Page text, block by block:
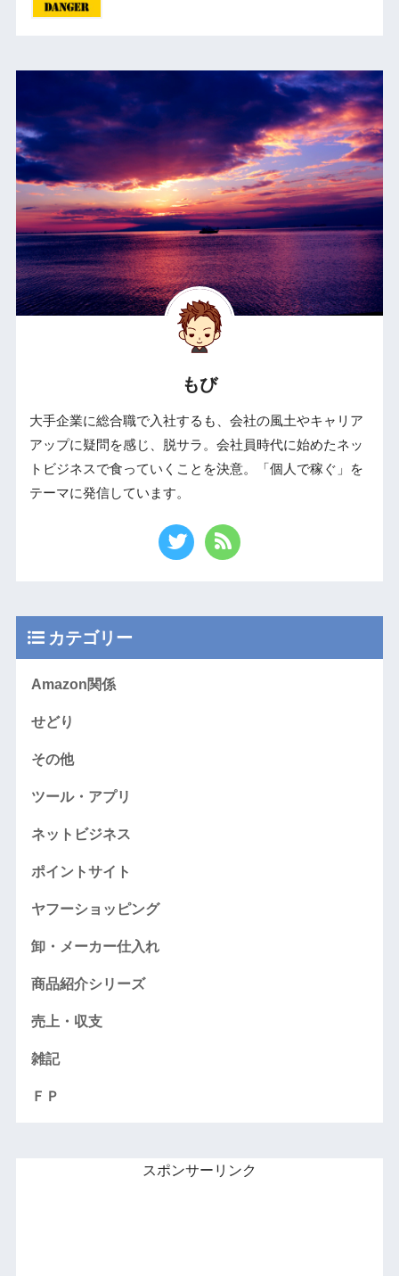
もび
大手企業に総合職で入社するも、会社の風土やキャリア
アップに疑問を感じ、脱サラ。会社員時代に始めたネッ
トビジネスで食っていくことを決意。「個人で稼ぐ」を
テーマに発信しています。
カテゴリー
Amazon関係
せどり
その他
ツール・アプリ
ネットビジネス
ポイントサイト
ヤフーショッピング
卸・メーカー仕入れ
商品紹介シリーズ
売上・収支
雑記
ＦＰ
スポンサーリンク